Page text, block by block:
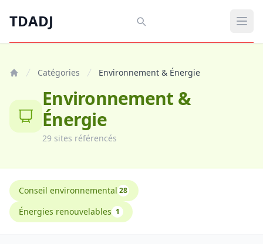
TDADJ
TDADJ
Catégories Environnement & Énergie
Environnement &
Énergie
29 sites référencés
Conseil environnemental 28
Énergies renouvelables 1